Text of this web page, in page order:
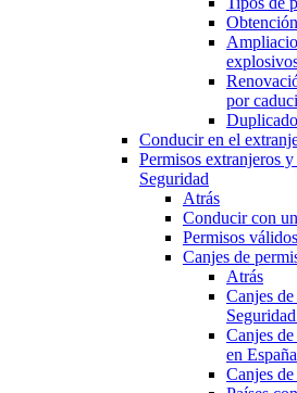
por
Conducir en el
Permisos extranjeros
Seguridad
Atrás
Conducir con
Permisos
Canjes de
Atrás
Canjes
Canjes
en España
Canjes